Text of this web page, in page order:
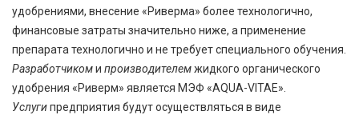
удобрениями, внесение «Риверма» более технологично,
финансовые затраты значительно ниже, а применение
препарата технологично и не требует специального обучения.
Разработчикоми производителемжидкого органического
удобрения «Риверм» является МЭФ «AQUA-VITAE».
Услугипредприятия будут осуществляться в виде